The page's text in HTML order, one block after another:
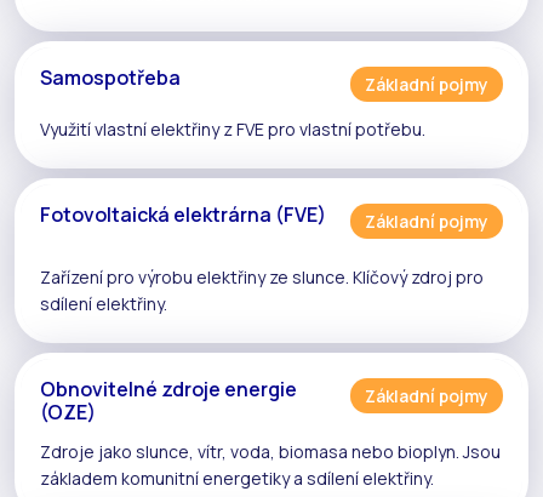
Samospotřeba
Základní pojmy
Využití vlastní elektřiny zFVEpro vlastní potřebu.
Fotovoltaická elektrárna (FVE) Základní pojmy
Zařízení pro výrobu elektřiny ze slunce. Klíčový zdroj pro
sdílení elektřiny.
Obnovitelné zdroje energie
(OZE)
Základní pojmy
Zdroje jako slunce, vítr, voda, biomasa nebo bioplyn. Jsou
základem komunitní energetiky a sdílení elektřiny.